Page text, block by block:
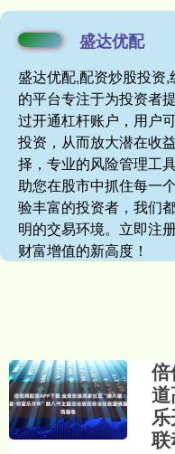
盛达优配
盛达优配,配资炒股投资
的平台专注于为投资者
过开通杠杆账户，用户
投资，从而放大潜在收
择，专业的风险管理工
助您在股市中抓住每一
验丰富的投资者，我们
明的交易环境。立即注
财富增值的新高度！